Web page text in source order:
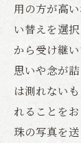
用の方が高
い替えを選
から受け継
思いや念が
は測れない
れることを
珠の写真を